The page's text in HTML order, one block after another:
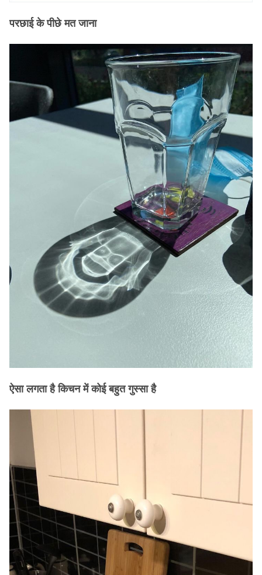
परछाई के पीछे मत जाना
ऐसा लगता है किचन में कोई बहुत गुस्सा है